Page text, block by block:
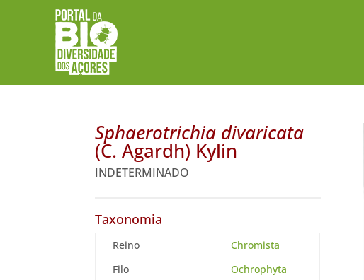
Sphaerotrichia divaricata
(C. Agardh) Kylin
INDETERMINADO
Taxonomia
Reino
Chromista
Filo
Ochrophyta